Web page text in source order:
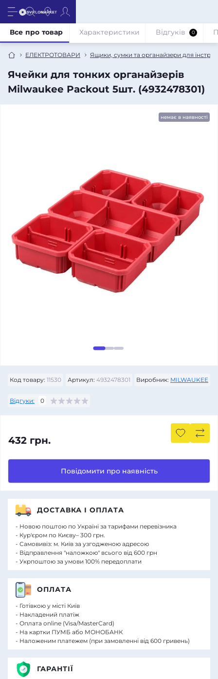
ЕЛЕКТРОТОВАРИ Ящики, сумки та органайзери для
Ячейки для тонких органайзерів
Milwaukee Packout 5шт. (4932478301)
Все про товар Характеристики Відгуків 0
немає в наявності
Код товару: 11530 Артикул: 4932478301 Виробник: MILWAUKEE
Відгуки: 0
432 грн.
Повідомити про наявність
ДОСТАВКА І ОПЛАТА
- Новою поштою по Україні за тарифами перевізника
- Кур'єром по Києву– 300 грн.
- Самовивіз: м. Київ за узгодженою адресою
- Відправлення "наложкою" всього від 600 грн
- Укрпоштою за умови 100% передоплати
ОПЛАТА
- Готівкою у місті Київ
- Накладений платіж
- Оплата online (Visa/MasterCard)
- На картки ПУМБ або МОНОБАНК
- Наложеним платежем (при замовленні від 600 гривень)
ГАРАНТІЇ